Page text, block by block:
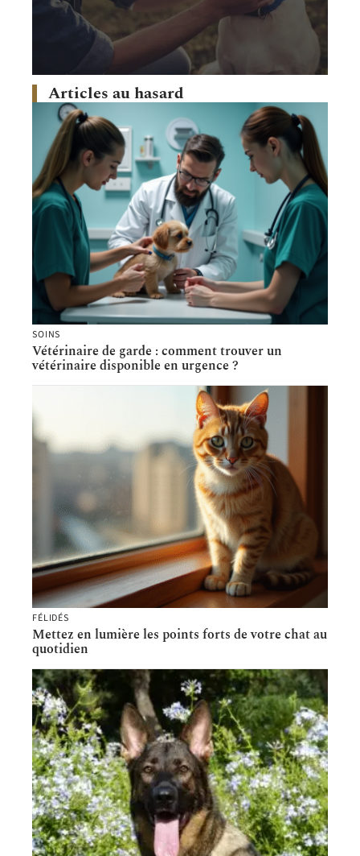
Articles au hasard
SOINS
Vétérinaire de garde : comment trouver un
vétérinaire disponible en urgence ?
FÉLIDÉS
Mettez en lumière les points forts de votre chat au
quotidien